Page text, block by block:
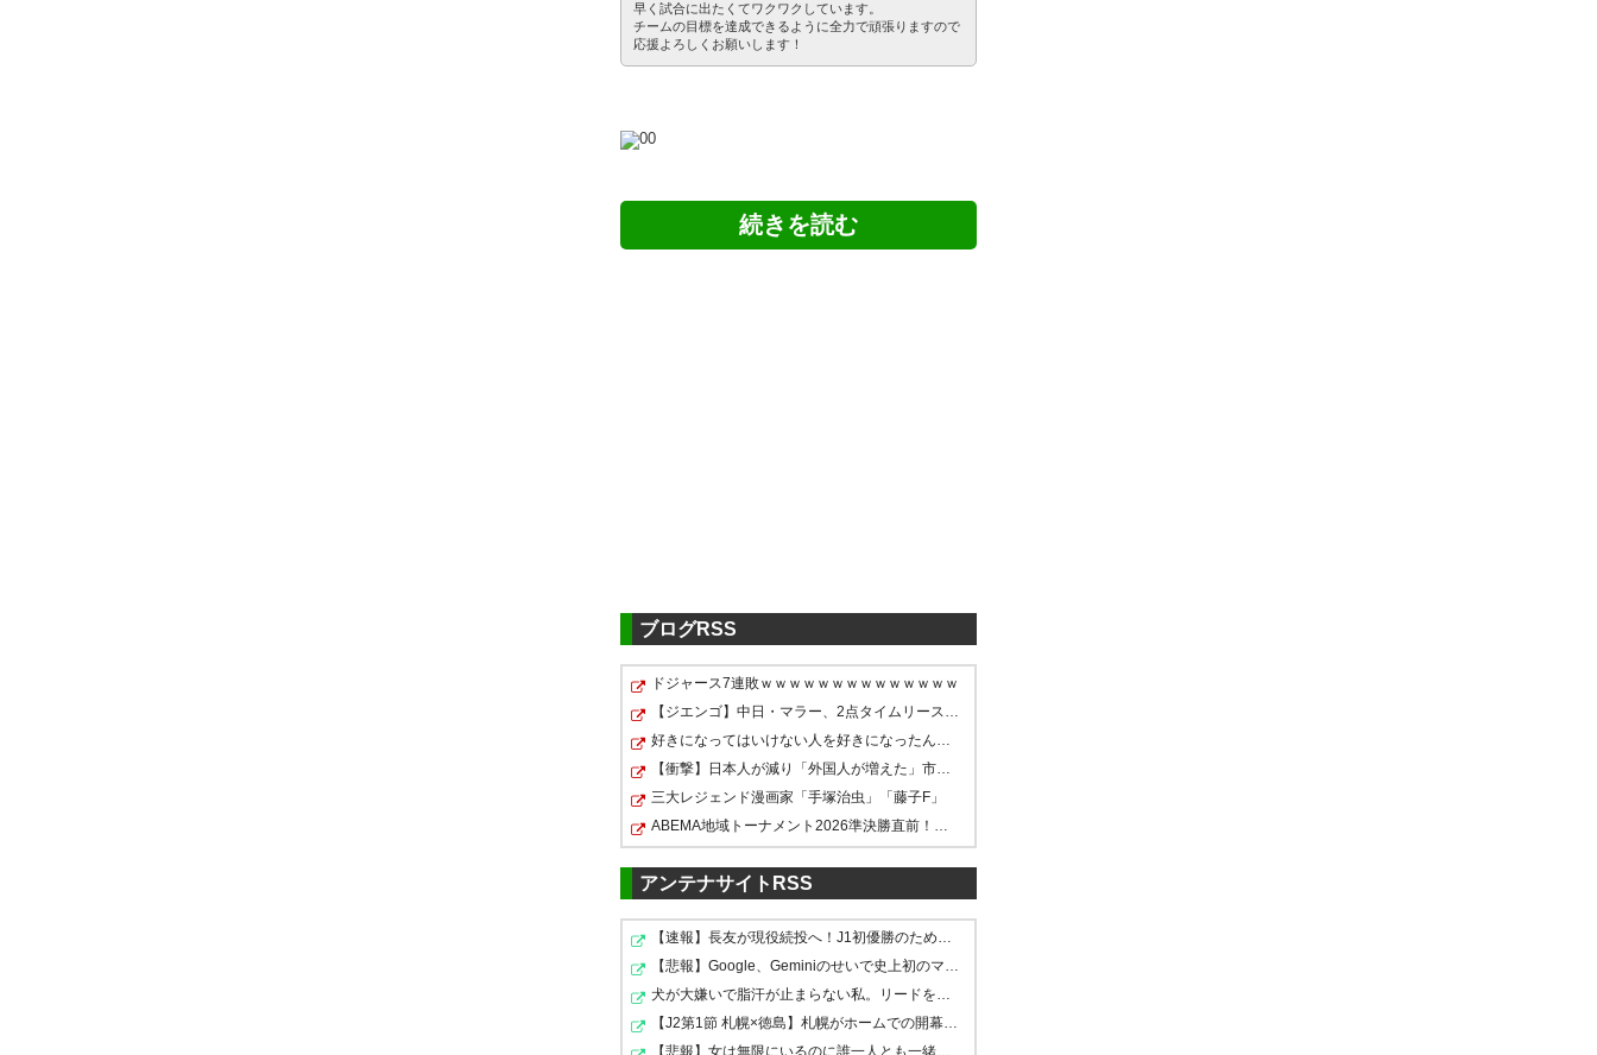
早く試合に出たくてワクワクしています。
チームの目標を達成できるように全力で頑張りますので
応援よろしくお願いします！
新加入いたのか！
— くらげ (kuragenom23)
2017, 1月 17
アビスパ、噂の外国人選手ポッ
ピ獲得来たー！ 今日の練習から
合流するから、こんな早い時間
にお知らせが来たのね。
— 夢月葵＠2017シーズンもよろ
しくです！ (aoi_yumetsuki)
2017, 1月 17
(soccerdb_2014)2017, 1月 17
ポッピさんきてた
— よりつう (You2_423) 2017, 1
月 17
ポップじゃなくてポッピで登録
するのね
https://t.co/X0k99DkdGu
ブログRSS
ドジャース7連敗ｗｗｗｗｗｗｗｗｗｗｗｗｗｗ
三大レジェンド漫画家「手塚治虫」「藤子F」
アンテナサイトRSS